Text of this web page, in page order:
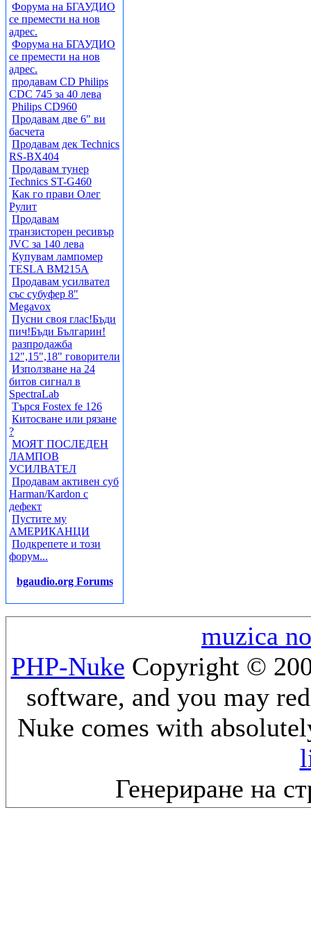
Форума на БГАУДИО
се премести на нов
адрес.
Форума на БГАУДИО
се премести на нов
адрес.
продавам CD Philips
CDC 745 за 40 лева
Philips CD960
Продавам две 6" ви
басчета
Продавам дек Technics
RS-BX404
Продавам тунер
Technics ST-G460
Как го прави Олег
Рулит
Продавам
транзисторен ресивър
JVC за 140 лева
Купувам лампомер
TESLA BM215A
Продавам усилвател
със субуфер 8"
Megavox
Пусни своя глас!Бъди
пич!Бъди Българин!
разпродажба
12",15",18" говорители
Използване на 24
битов сигнал в
SpectraLab
Търся Fostex fe 126
Китосване или рязане
?
МОЯТ ПОСЛЕДЕН
ЛАМПОВ
УСИЛВАТЕЛ
Продавам активен суб
Harman/Kardon с
дефект
Пустите му
АМЕРИКАНЦИ
Подкрепете и този
форум...
bgaudio.org Forums
muzica
PHP-Nuke Copyright ©
software, and you may
Nuke comes with
Генериране на